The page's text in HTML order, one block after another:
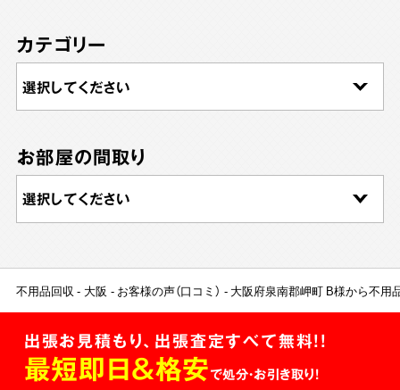
カテゴリー
お部屋の間取り
不用品回収 大阪 お客様の声（口コミ） 大阪府泉南郡岬町 B様から不用
出張お見積もり、出張査定すべて無料!!
最短即日＆格安で処分・お引き取り！